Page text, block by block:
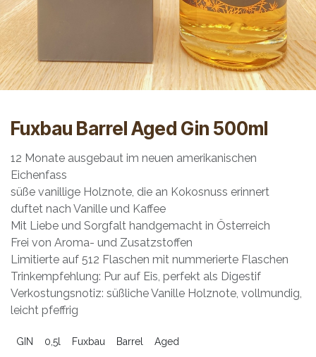
Fuxbau Barrel Aged Gin 500ml
12 Monate ausgebaut im neuen amerikanischen
Eichenfass
süße vanillige Holznote, die an Kokosnuss erinnert
duftet nach Vanille und Kaffee
Mit Liebe und Sorgfalt handgemacht in Österreich
Frei von Aroma- und Zusatzstoffen
Limitierte auf 512 Flaschen mit nummerierte Flaschen
Trinkempfehlung: Pur auf Eis, perfekt als Digestif
Verkostungsnotiz: süßliche Vanille Holznote, vollmundig,
leicht pfeffrig
GIN 0,5l Fuxbau Barrel Aged